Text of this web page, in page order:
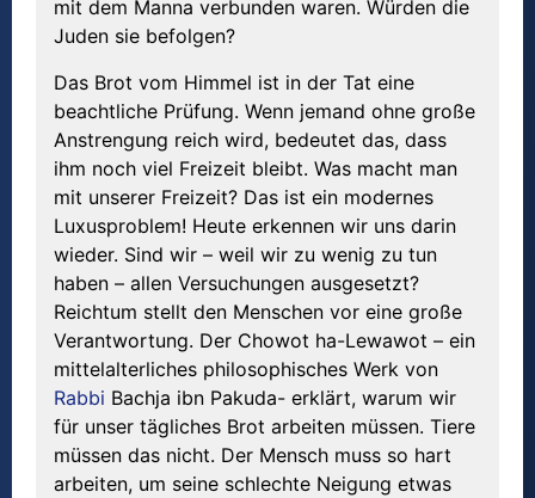
mit dem Manna verbunden waren. Würden die
Juden sie befolgen?
Das Brot vom Himmel ist in der Tat eine
beachtliche Prüfung. Wenn jemand ohne große
Anstrengung reich wird, bedeutet das, dass
ihm noch viel Freizeit bleibt. Was macht man
mit unserer Freizeit? Das ist ein modernes
Luxusproblem! Heute erkennen wir uns darin
wieder. Sind wir – weil wir zu wenig zu tun
haben – allen Versuchungen ausgesetzt?
Reichtum stellt den Menschen vor eine große
Verantwortung. Der Chowot ha-Lewawot – ein
mittelalterliches philosophisches Werk von
Rabbi Bachja ibn Pakuda- erklärt, warum wir
für unser tägliches Brot arbeiten müssen. Tiere
müssen das nicht. Der Mensch muss so hart
arbeiten, um seine schlechte Neigung etwas